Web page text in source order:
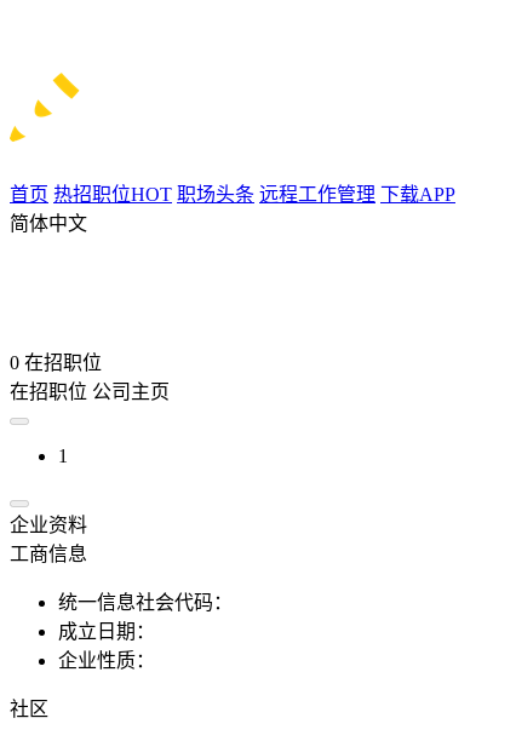
首页 热招职位HOT 职场头条 远程工作管理 下载APP
简体中文
0 在招职位
在招职位 公司主页
1
企业资料
工商信息
统一信息社会代码：
成立日期：
企业性质：
社区